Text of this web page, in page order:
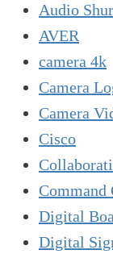
Audio
AVER
camera 4k
Camera
Camera
Cisco
Command
Digital
Digital